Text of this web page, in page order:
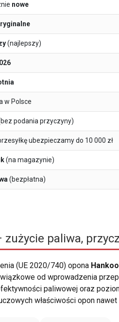
nowe
(najlepszy)
w Polsce
podania przyczyny)
ubezpieczamy do 10 000 zł
(na magazynie)
(bezpłatna)
paliwa,
(UE 2020/740) opona
od wprowadzenia
paliwowej oraz
właściwości opon